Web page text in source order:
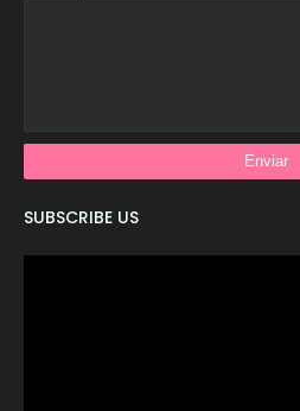
SUBSCRIBE US